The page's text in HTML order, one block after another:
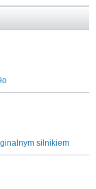
silnikiem